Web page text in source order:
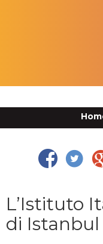
L’Istituto
di Istanbul